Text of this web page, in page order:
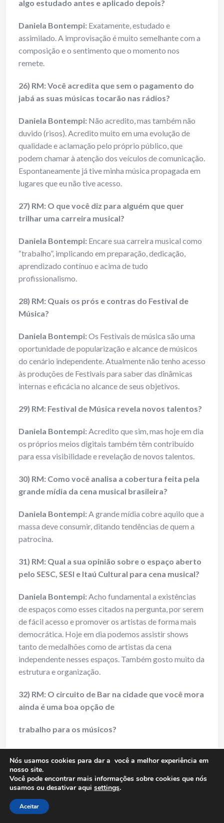
algo estudado antes e aplicado depois?
Daniela Bontempi: Exatamente, estudado e
assimilado. A improvisação é muito semelhante com a
composição e o sentimento que o momento nos
remete.
26) RM: Você acredita que sem o pagamento do
jabá as suas músicas tocarão nas rádios?
Daniela Bontempi: Não acredito, mas também não
duvido (risos). Acredito muito em uma evolução de
qualidade e aclamação pelo próprio público, que
podem chamar à atenção dos veículos de comunicação.
Espontaneamente já tive minha música propagada em
lugares que eu não tive acesso.
27) RM: O que você diz para alguém que quer
trilhar uma carreira musical?
Daniela Bontempi: Encare sua carreira musical como
“trabalho”, implicando em preparação, dedicação,
aprendizado contínuo e acima de tudo
profissionalismo.
28) RM: Quais os prós e contras do Festival de
Música?
Daniela Bontempi:Os Festivais de música são uma
oportunidade de popularização e alcance de músicos
do cenário independente. Atualmente não tenho acesso
às produções de Festivais para saber das dinâmicas
internas e eficácia no alcance de seus objetivos.
29) RM: Festival de Música revela novos talentos?
Daniela Bontempi:Acredito que sim, mas hoje em dia
os próprios meios digitais também têm contribuído
para essa visibilidade e revelação de novos talentos.
30) RM: Como você analisa a cobertura feita pela
grande mídia da cena musical brasileira?
Daniela Bontempi:A grande mídia cobre aquilo que a
massa deve consumir, ditando tendências de quem a
patrocina.
31) RM: Qual a sua opinião sobre o espaço aberto
pelo SESC, SESI e Itaú Cultural para cena musical?
Daniela Bontempi:Acho fundamental a existências
de espaços como esses citados na pergunta, por serem
de fácil acesso e promover os artistas de forma mais
democrática. Hoje em dia podemos assistir shows
tanto de medalhões como de artistas da cena
independente nesses espaços. Também gosto muito da
estrutura e organização.
32) RM: O circuito de Bar na cidade que você mora
ainda é uma boa opção de
trabalho para os músicos?
Daniela Bontempi:Atualmente moro emExtrema,
uma pequena cidade do Sul deMinas Gerais. Existe
aqui demanda de trabalho para músicos em bares.
Contudo, esse panorama ainda está se reconfigurando
devido à situação da pandemia por COVID-19.
Nós usamos cookies para dar a você a melhor experiência em
nosso site.
Você pode encontrar mais informações sobre cookies que nós
usamos ou desativar aqui settings.
Aceitar